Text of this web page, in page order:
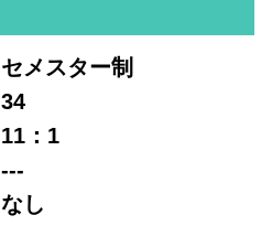
セメスター制
34
11：1
---
なし